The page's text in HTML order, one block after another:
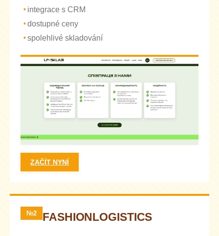
integrace s CRM
dostupné ceny
spolehlivé skladování
ZAČÍT NYNÍ
№2 FASHIONLOGISTICS